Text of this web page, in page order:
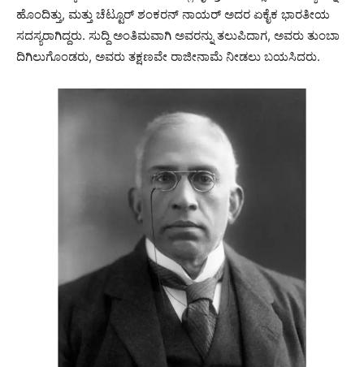
ಹೊಂದಿತ್ತು, ಮತ್ತು ಚೆಟ್ಟೂರ್ ಶಂಕರನ್ ನಾಯರ್ ಅದರ ಏಕೈಕ ಭಾರತೀಯ
ಸದಸ್ಯರಾಗಿದ್ದರು. ಸುದ್ದಿ ಅಂತಿಮವಾಗಿ ಅವರನ್ನು ತಲುಪಿದಾಗ, ಅವರು ತುಂಬಾ
ದಿಗಿಲುಗೊಂಡರು, ಅವರು ತಕ್ಷಣವೇ ರಾಜೀನಾಮೆ ನೀಡಲು ಬಯಸಿದರು.